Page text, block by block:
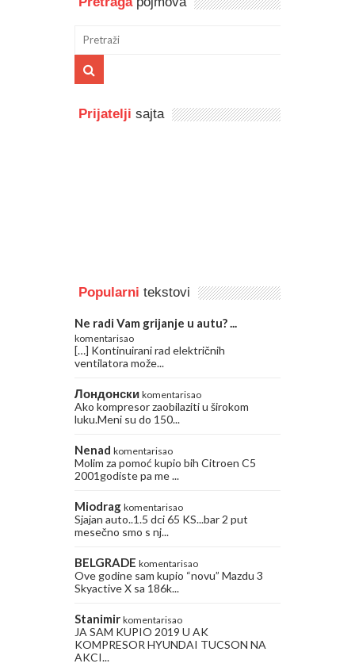
Prijatelji sajta
Popularni tekstovi
Ne radi Vam grijanje u autu? ...
komentarisao
[…] Kontinuirani rad električnih
ventilatora može...
Лондонски komentarisao
Ako kompresor zaobilaziti u širokom
luku.Meni su do 150...
Nenad komentarisao
Molim za pomoć kupio bih Citroen C5
2001godiste pa me ...
Miodrag komentarisao
Sjajan auto..1.5 dci 65 KS...bar 2 put
mesečno smo s nj...
BELGRADE komentarisao
Ove godine sam kupio “novu” Mazdu 3
Skyactive X sa 186k...
Stanimir komentarisao
JA SAM KUPIO 2019 U AK
KOMPRESOR HYUNDAI TUCSON NA
AKCI...